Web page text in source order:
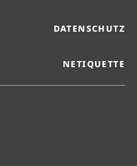
DATENSCHUTZ
NETIQUETTE